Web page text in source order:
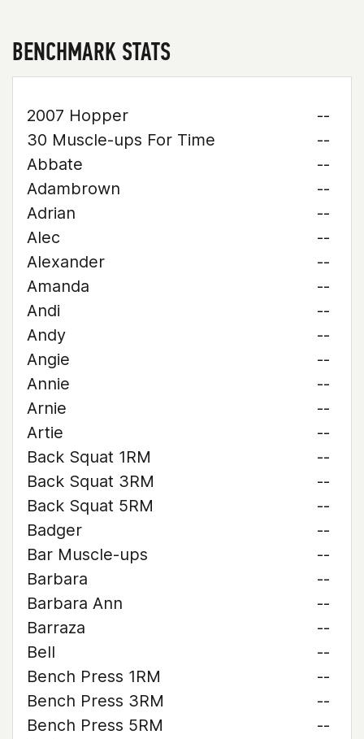
BENCHMARK STATS
2007 Hopper
--
30 Muscle-ups For Time
--
Abbate
--
Adambrown
--
Adrian
--
Alec
--
Alexander
--
Amanda
--
Andi
--
Andy
--
Angie
--
Annie
--
Arnie
--
Artie
--
Back Squat 1RM
--
Back Squat 3RM
--
Back Squat 5RM
--
Badger
--
Bar Muscle-ups
--
Barbara
--
Barbara Ann
--
Barraza
--
Bell
--
Bench Press 1RM
--
Bench Press 3RM
--
Bench Press 5RM
--